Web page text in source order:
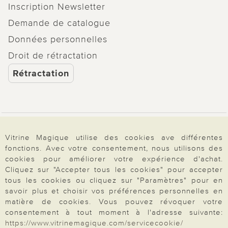
Inscription Newsletter
Demande de catalogue
Données personnelles
Droit de rétractation
Rétractation
À propos de nous
Besoin d'aide?
Vitrine Magique utilise des cookies ave différentes
fonctions. Avec votre consentement, nous utilisons des
cookies pour améliorer votre expérience d'achat.
Cliquez sur "Accepter tous les cookies" pour accepter
tous les cookies ou cliquez sur "Paramètres" pour en
savoir plus et choisir vos préférences personnelles en
matière de cookies. Vous pouvez révoquer votre
consentement à tout moment à l'adresse suivante:
https://www.vitrinemagique.com/servicecookie/